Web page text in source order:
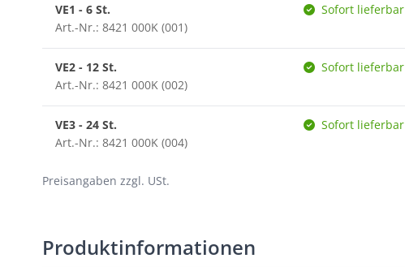
VE1 - 6 St.
Art.-Nr.: 8421 000K (001)
Sofort lieferbar
VE2 - 12 St.
Art.-Nr.: 8421 000K (002)
Sofort lieferbar
VE3 - 24 St.
Art.-Nr.: 8421 000K (004)
Sofort lieferbar
Preisangaben zzgl. USt.
Produktinformationen